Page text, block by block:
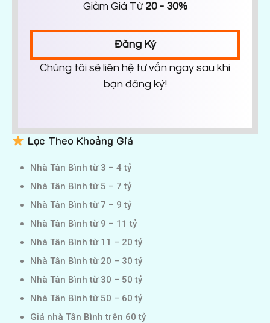
Giảm Giá Từ 20 - 30%
Đăng Ký
Chúng tôi sẽ liên hệ tư vấn ngay sau khi
bạn đăng ký!
Lọc Theo Khoảng Giá
Nhà Tân Bình từ 3 – 4 tỷ
Nhà Tân Bình từ 5 – 7 tỷ
Nhà Tân Bình từ 7 – 9 tỷ
Nhà Tân Bình từ 9 – 11 tỷ
Nhà Tân Bình từ 11 – 20 tỷ
Nhà Tân Bình từ 20 – 30 tỷ
Nhà Tân Bình từ 30 – 50 tỷ
Nhà Tân Bình từ 50 – 60 tỷ
Giá nhà Tân Bình trên 60 tỷ